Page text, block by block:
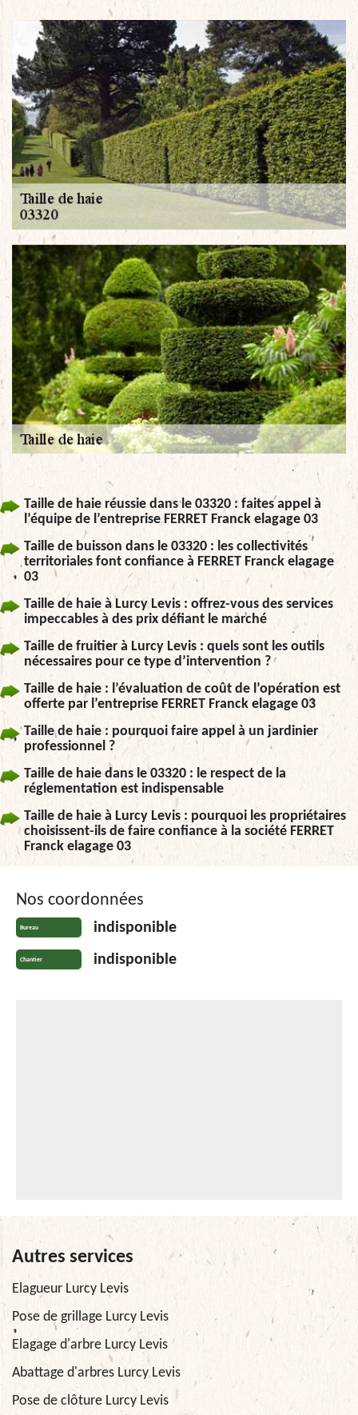
Taille de haie réussie dans le 03320 : faites appel à
l’équipe de l’entreprise FERRET Franck elagage 03
Taille de buisson dans le 03320 : les collectivités
territoriales font confiance à FERRET Franck elagage
03
Taille de haie à Lurcy Levis : offrez-vous des services
impeccables à des prix défiant le marché
Taille de fruitier à Lurcy Levis : quels sont les outils
nécessaires pour ce type d’intervention ?
Taille de haie : l’évaluation de coût de l’opération est
offerte par l’entreprise FERRET Franck elagage 03
Taille de haie : pourquoi faire appel à un jardinier
professionnel ?
Taille de haie dans le 03320 : le respect de la
réglementation est indispensable
Taille de haie à Lurcy Levis : pourquoi les propriétaires
choisissent-ils de faire confiance à la société FERRET
Franck elagage 03
Nos coordonnées
Bureau indisponible
Chantier indisponible
Autres services
Elagueur Lurcy Levis
Pose de grillage Lurcy Levis
Elagage d'arbre Lurcy Levis
Abattage d'arbres Lurcy Levis
Pose de clôture Lurcy Levis